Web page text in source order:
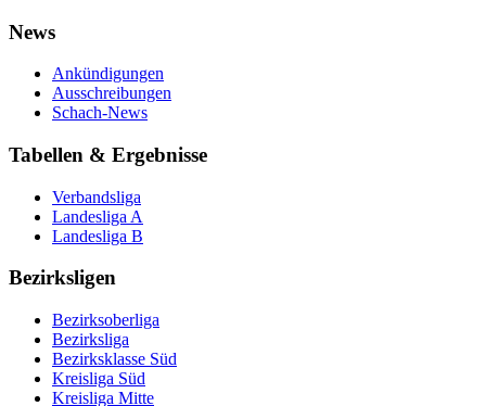
News
Ankündigungen
Ausschreibungen
Schach-News
Tabellen & Ergebnisse
Verbandsliga
Landesliga A
Landesliga B
Bezirksligen
Bezirksoberliga
Bezirksliga
Bezirksklasse Süd
Kreisliga Süd
Kreisliga Mitte